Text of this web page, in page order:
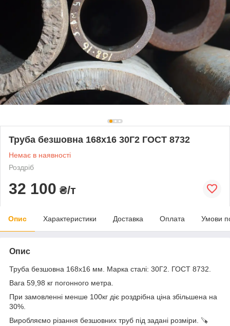
Труба безшовна 168х16 30Г2 ГОСТ 8732
Немає в наявності
Роздріб
32 100 ₴/т
Опис Характеристики Доставка Оплата Умови
Опис
Труба безшовна 168x16 мм. Марка сталі: 30Г2. ГОСТ 8732.
Вага 59,98 кг погонного метра.
При замовленні менше 100кг діє роздрібна ціна збільшена на
30%.
Виробляємо різання безшовних труб під задані розміри. 🪚